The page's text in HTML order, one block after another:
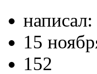
написал:
15
152